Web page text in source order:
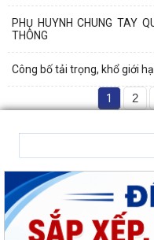
PHỤ HUYNH CHUNG TAY
THÔNG
Công bố tải trọng, khổ giới
1 2